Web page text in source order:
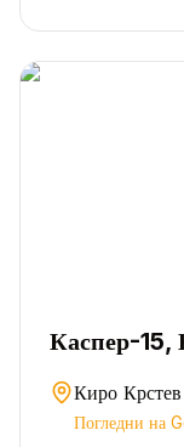
Каспер-15,
Киро
Погледни на